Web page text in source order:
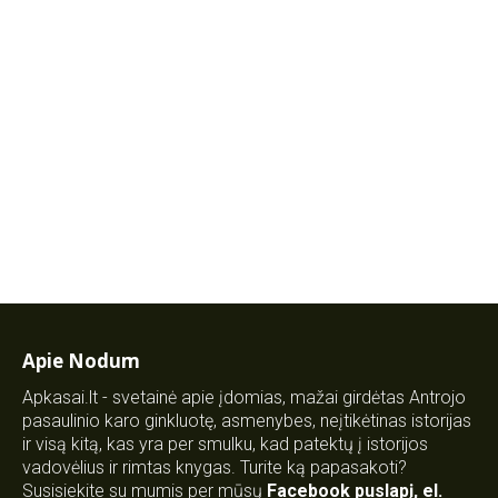
Apie Nodum
Apkasai.lt - svetainė apie įdomias, mažai girdėtas Antrojo
pasaulinio karo ginkluotę, asmenybes, neįtikėtinas istorijas
ir visą kitą, kas yra per smulku, kad patektų į istorijos
vadovėlius ir rimtas knygas. Turite ką papasakoti?
Susisiekite su mumis per mūsų Facebook puslapį, el.